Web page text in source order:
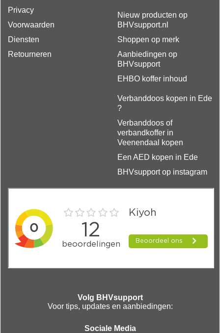
Privacy
Voorwaarden
Diensten
Retourneren
Nieuw producten op
BHVsupport.nl
Shoppen op merk
Aanbiedingen op
BHVsupport
EHBO koffer inhoud
Verbanddoos kopen in Ede
?
Verbanddoos of
verbandkoffer in
Veenendaal kopen
Een AED kopen in Ede
BHVsupport op instagram
Volg BHVsupport
Voor tips, updates en aanbiedingen:
Sociale Media